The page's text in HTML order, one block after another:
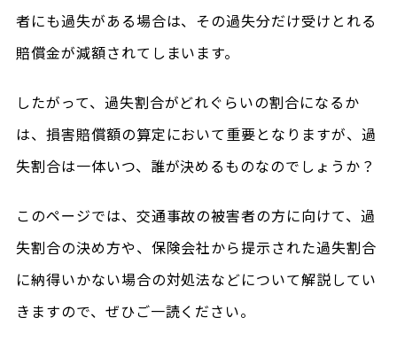
者にも過失がある場合は、その過失分だけ受けとれる
賠償金が減額されてしまいます。
したがって、過失割合がどれぐらいの割合になるか
は、損害賠償額の算定において重要となりますが、過
失割合は一体いつ、誰が決めるものなのでしょうか？
このページでは、交通事故の被害者の方に向けて、過
失割合の決め方や、保険会社から提示された過失割合
に納得いかない場合の対処法などについて解説してい
きますので、ぜひご一読ください。